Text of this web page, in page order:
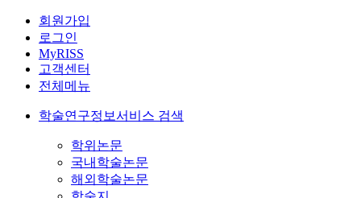
회원가입
로그인
MyRISS
고객센터
전체메뉴
학술연구정보서비스 검색
학위논문
국내학술논문
해외학술논문